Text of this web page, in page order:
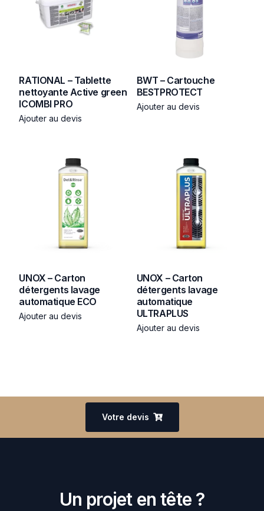
RATIONAL – Tablette
nettoyante Active green
ICOMBI PRO
Ajouter au devis
BWT – Cartouche
BESTPROTECT
Ajouter au devis
UNOX – Carton
détergents lavage
automatique ECO
Ajouter au devis
UNOX – Carton
détergents lavage
automatique
ULTRAPLUS
Ajouter au devis
Votre devis
Un projet en tête ?